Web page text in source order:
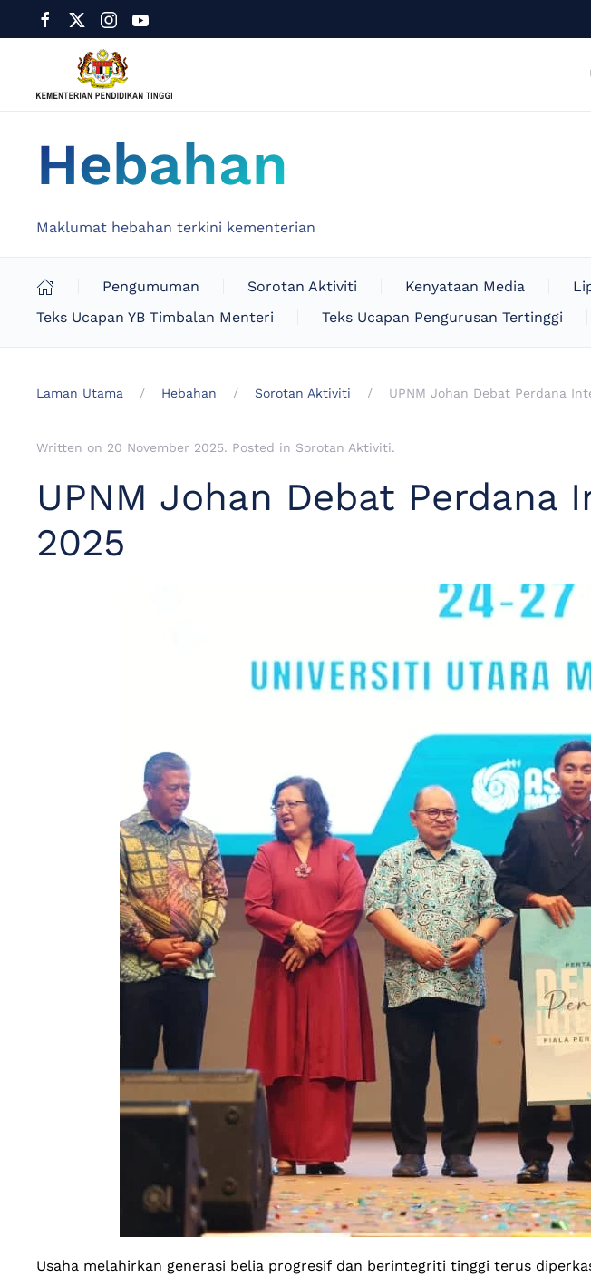
Hebahan
Maklumat hebahan terkini kementerian
Pengumuman Sorotan Aktiviti Kenyataan Media
Teks Ucapan YB Timbalan Menteri
Teks Ucapan Pengurusan Tertinggi
Laman Utama Hebahan Sorotan Aktiviti UPNM Johan Debat Perdana
Written on 20 November 2025. Posted in Sorotan Aktiviti.
UPNM Johan Debat Perdana
2025
Usaha melahirkan generasi belia progresif dan berintegriti tinggi terus